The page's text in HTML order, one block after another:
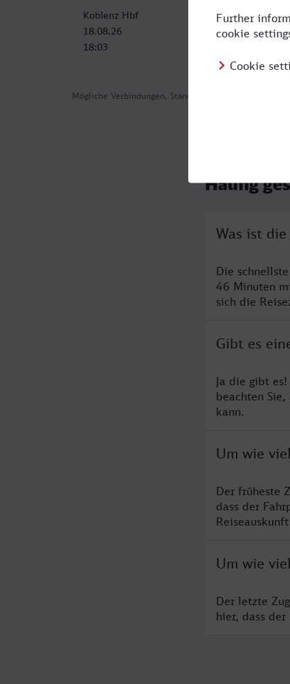
Mögliche Verbindungen, Stand: 2026-08-04 07:53
Koblenz Hbf
18.08.26
18:03
Hanau Hbf
18.08.26
Häufig
Was ist
Die
46 Minuten
sich die
Gibt es
Ja die gibt
beachten
kann.
Um wie
Der früheste
dass der
Um wie
Der letzte
hier, dass der